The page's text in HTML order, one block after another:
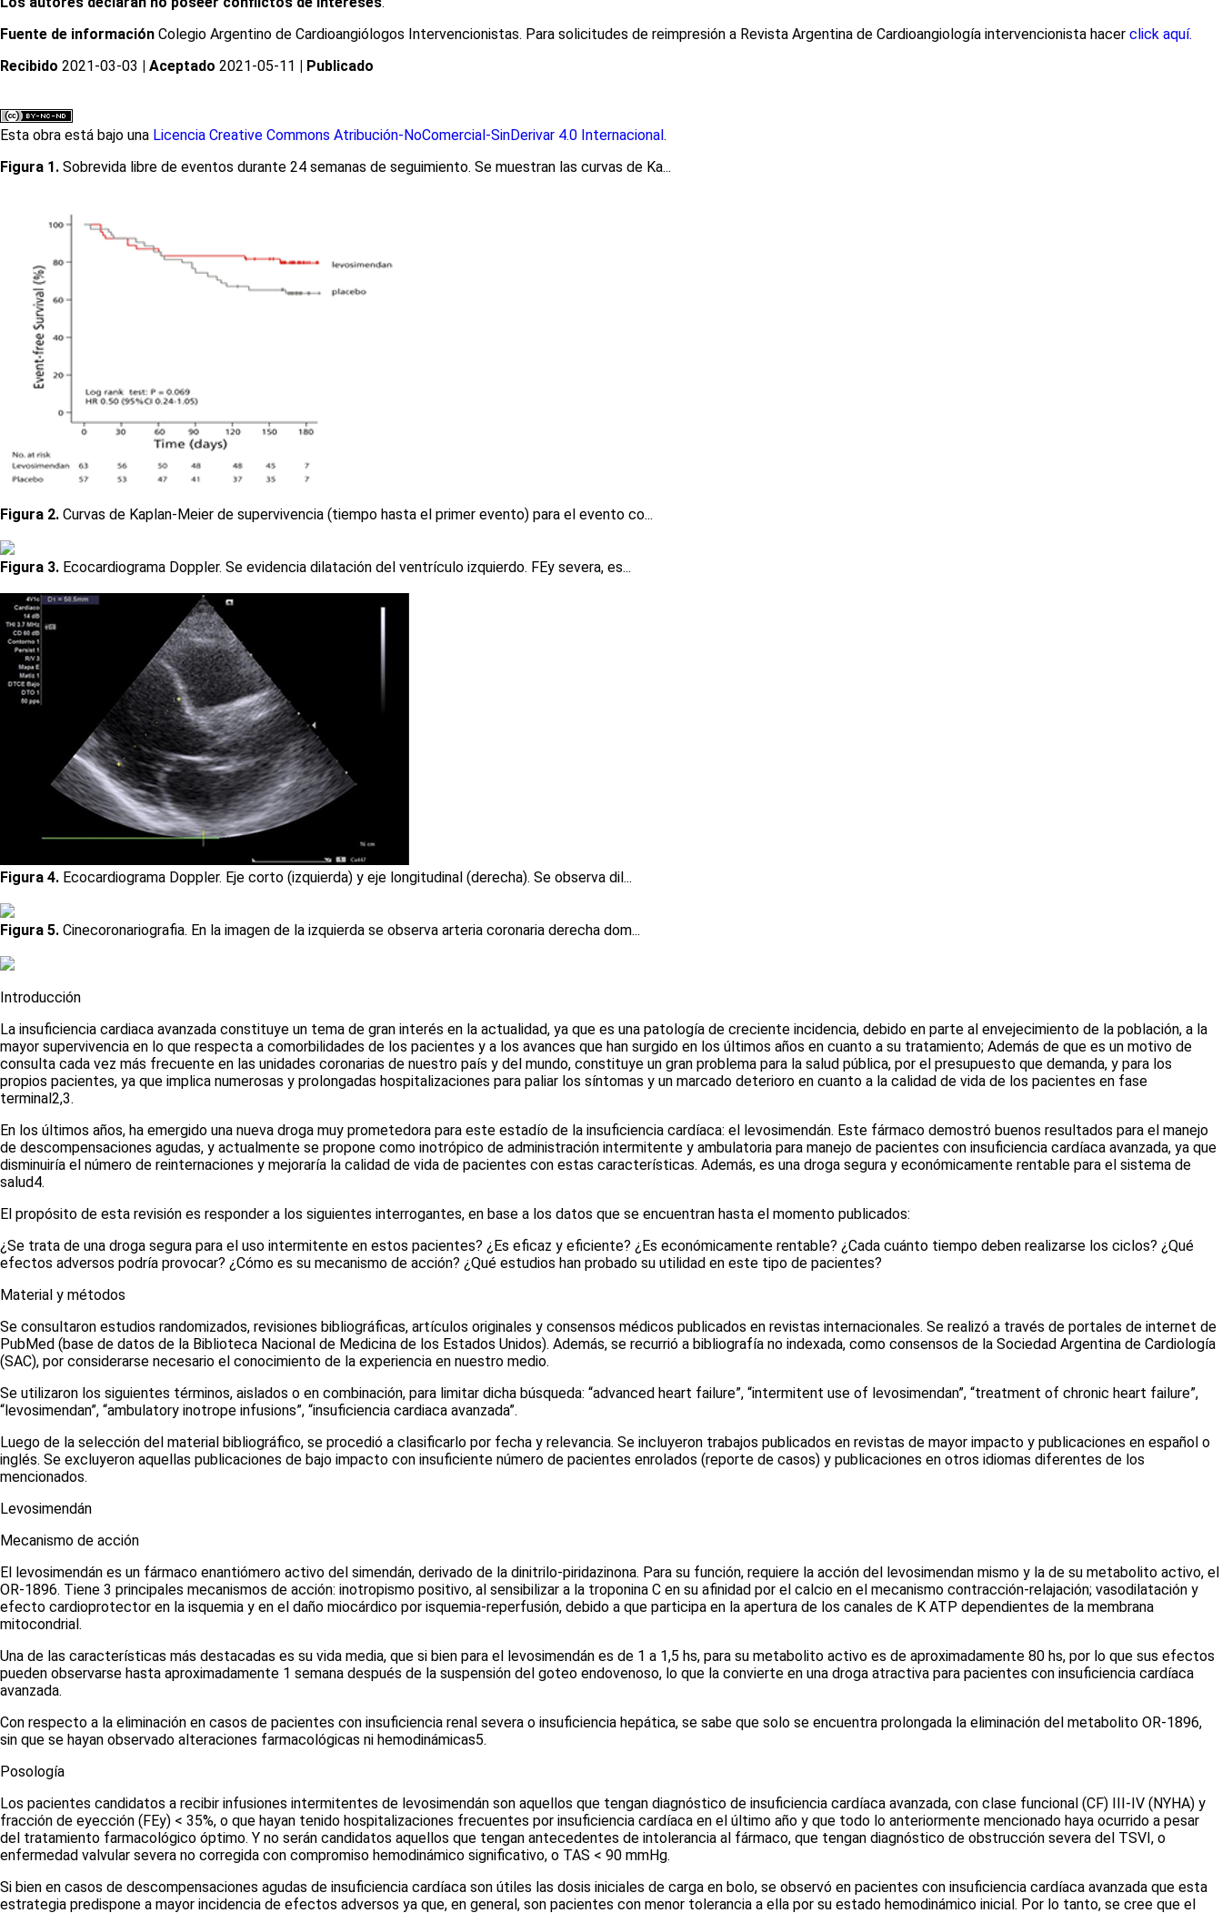
Fuente de información Colegio Argentino de Cardioangiólogos Intervencionistas. Para solicitudes de reimpresión a Revista Argentina de Cardioangiología intervencionista hacer click aquí.
Recibido 2021-03-03 | Aceptado 2021-05-11 | Publicado
Esta obra está bajo una Licencia Creative Commons Atribución-NoComercial-SinDerivar 4.0 Internacional .
Figura 1. Sobrevida libre de eventos durante 24 semanas de seguimiento. Se muestran las curvas de Ka...
Figura 2. Curvas de Kaplan-Meier de supervivencia (tiempo hasta el primer evento) para el evento co...
Figura 3. Ecocardiograma Doppler. Se evidencia dilatación del ventrículo izquierdo. FEy severa, es...
Figura 4. Ecocardiograma Doppler. Eje corto (izquierda) y eje longitudinal (derecha). Se observa dil...
Figura 5. Cinecoronariografia. En la imagen de la izquierda se observa arteria coronaria derecha dom...
Introducción
La insuficiencia cardiaca avanzada constituye un tema de gran interés en la actualidad, ya que es una patología de creciente incidencia, debido en parte al envejecimiento de la población, a la
mayor supervivencia en lo que respecta a comorbilidades de los pacientes y a los avances que han surgido en los últimos años en cuanto a su tratamiento; Además de que es un motivo de
consulta cada vez más frecuente en las unidades coronarias de nuestro país y del mundo, constituye un gran problema para la salud pública, por el presupuesto que demanda, y para los
propios pacientes, ya que implica numerosas y prolongadas hospitalizaciones para paliar los síntomas y un marcado deterioro en cuanto a la calidad de vida de los pacientes en fase
terminal 2,3.
En los últimos años, ha emergido una nueva droga muy prometedora para este estadío de la insuficiencia cardíaca: el levosimendán. Este fármaco demostró buenos resultados para el manejo
de descompensaciones agudas, y actualmente se propone como inotrópico de administración intermitente y ambulatoria para manejo de pacientes con insuficiencia cardíaca avanzada, ya que
disminuiría el número de reinternaciones y mejoraría la calidad de vida de pacientes con estas características. Además, es una droga segura y económicamente rentable para el sistema de
salud4.
El propósito de esta revisión es responder a los siguientes interrogantes, en base a los datos que se encuentran hasta el momento publicados:
¿Se trata de una droga segura para el uso intermitente en estos pacientes? ¿Es eficaz y eficiente? ¿Es económicamente rentable? ¿Cada cuánto tiempo deben realizarse los ciclos? ¿Qué
efectos adversos podría provocar? ¿Cómo es su mecanismo de acción? ¿Qué estudios han probado su utilidad en este tipo de pacientes?
Material y métodos
Se consultaron estudios randomizados, revisiones bibliográficas, artículos originales y consensos médicos publicados en revistas internacionales. Se realizó a través de portales de internet de
PubMed (base de datos de la Biblioteca Nacional de Medicina de los Estados Unidos). Además, se recurrió a bibliografía no indexada, como consensos de la Sociedad Argentina de Cardiología
(SAC), por considerarse necesario el conocimiento de la experiencia en nuestro medio.
Se utilizaron los siguientes términos, aislados o en combinación, para limitar dicha búsqueda: “advanced heart failure”, “intermitent use of levosimendan”, “treatment of chronic heart failure”,
“levosimendan”, “ambulatory inotrope infusions”, “insuficiencia cardiaca avanzada”.
Luego de la selección del material bibliográfico, se procedió a clasificarlo por fecha y relevancia. Se incluyeron trabajos publicados en revistas de mayor impacto y publicaciones en español o
inglés. Se excluyeron aquellas publicaciones de bajo impacto con insuficiente número de pacientes enrolados (reporte de casos) y publicaciones en otros idiomas diferentes de los
mencionados.
Levosimendán
Mecanismo de acción
El levosimendán es un fármaco enantiómero activo del simendán, derivado de la dinitrilo-piridazinona. Para su función, requiere la acción del levosimendan mismo y la de su metabolito activo, el
OR-1896. Tiene 3 principales mecanismos de acción: inotropismo positivo, al sensibilizar a la troponina C en su afinidad por el calcio en el mecanismo contracción-relajación; vasodilatación y
efecto cardioprotector en la isquemia y en el daño miocárdico por isquemia-reperfusión, debido a que participa en la apertura de los canales de K ATP dependientes de la membrana
mitocondrial.
Una de las características más destacadas es su vida media, que si bien para el levosimendán es de 1 a 1,5 hs, para su metabolito activo es de aproximadamente 80 hs, por lo que sus efectos
pueden observarse hasta aproximadamente 1 semana después de la suspensión del goteo endovenoso, lo que la convierte en una droga atractiva para pacientes con insuficiencia cardíaca
avanzada.
Con respecto a la eliminación en casos de pacientes con insuficiencia renal severa o insuficiencia hepática, se sabe que solo se encuentra prolongada la eliminación del metabolito OR-1896,
sin que se hayan observado alteraciones farmacológicas ni hemodinámicas5.
Posología
Los pacientes candidatos a recibir infusiones intermitentes de levosimendán son aquellos que tengan diagnóstico de insuficiencia cardíaca avanzada, con clase funcional (CF) III-IV (NYHA) y
fracción de eyección (FEy) < 35%, o que hayan tenido hospitalizaciones frecuentes por insuficiencia cardíaca en el último año y que todo lo anteriormente mencionado haya ocurrido a pesar
del tratamiento farmacológico óptimo. Y no serán candidatos aquellos que tengan antecedentes de intolerancia al fármaco, que tengan diagnóstico de obstrucción severa del TSVI, o
enfermedad valvular severa no corregida con compromiso hemodinámico significativo, o TAS < 90 mmHg.
Si bien en casos de descompensaciones agudas de insuficiencia cardíaca son útiles las dosis iniciales de carga en bolo, se observó en pacientes con insuficiencia cardíaca avanzada que esta
estrategia predispone a mayor incidencia de efectos adversos ya que, en general, son pacientes con menor tolerancia a ella por su estado hemodinámico inicial. Por lo tanto, se cree que el